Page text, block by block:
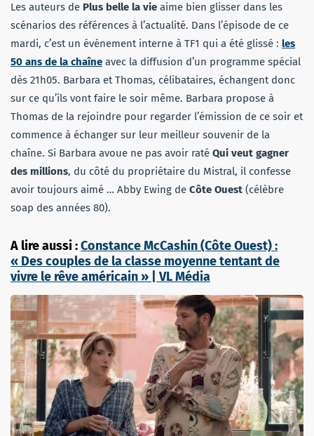
Les auteurs de Plus belle la vie aime bien glisser dans les
scénarios des références à l’actualité. Dans l’épisode de ce
mardi, c’est un événement interne à TF1 qui a été glissé : les
50 ans de la chaîne avec la diffusion d’un programme spécial
dès 21h05. Barbara et Thomas, célibataires, échangent donc
sur ce qu’ils vont faire le soir même. Barbara propose à
Thomas de la rejoindre pour regarder l’émission de ce soir et
commence à échanger sur leur meilleur souvenir de la
chaîne. Si Barbara avoue ne pas avoir raté Qui veut gagner
des millions, du côté du propriétaire du Mistral, il confesse
avoir toujours aimé … Abby Ewing de Côte Ouest (célèbre
soap des années 80).
A lire aussi :Constance McCashin (Côte Ouest) :
« Des couples de la classe moyenne tentant de
vivre le rêve américain » | VL Média